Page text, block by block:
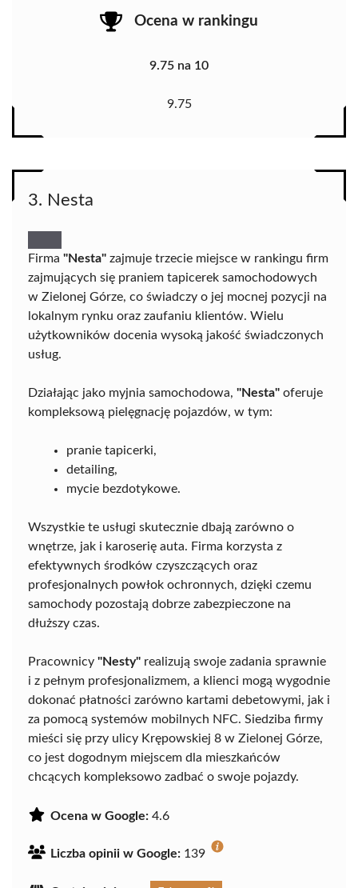
Ocena w rankingu
9.75 na 10
9.75
3. Nesta
Firma "Nesta" zajmuje trzecie miejsce w rankingu firm
zajmujących się praniem tapicerek samochodowych
w Zielonej Górze, co świadczy o jej mocnej pozycji na
lokalnym rynku oraz zaufaniu klientów. Wielu
użytkowników docenia wysoką jakość świadczonych
usług.
Działając jako myjnia samochodowa, "Nesta" oferuje
kompleksową pielęgnację pojazdów, w tym:
pranie tapicerki,
detailing,
mycie bezdotykowe.
Wszystkie te usługi skutecznie dbają zarówno o
wnętrze, jak i karoserię auta. Firma korzysta z
efektywnych środków czyszczących oraz
profesjonalnych powłok ochronnych, dzięki czemu
samochody pozostają dobrze zabezpieczone na
dłuższy czas.
Pracownicy "Nesty" realizują swoje zadania sprawnie
i z pełnym profesjonalizmem, a klienci mogą wygodnie
dokonać płatności zarówno kartami debetowymi, jak i
za pomocą systemów mobilnych NFC. Siedziba firmy
mieści się przy ulicy Krępowskiej 8 w Zielonej Górze,
co jest dogodnym miejscem dla mieszkańców
chcących kompleksowo zadbać o swoje pojazdy.
Ocena w Google: 4.6
Liczba opinii w Google: 139